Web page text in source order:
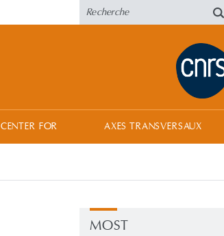
CENTER FOR AXES TRANSVERSAUX
MOST